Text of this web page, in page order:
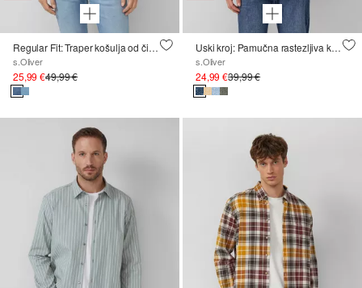
Regular Fit: Traper košulja od čistog pamuka
s.Oliver
25,99 €49,99 €
Uski kroj: Pamučna rastezljiva košulja sa meliranim efektom
s.Oliver
24,99 €39,99 €